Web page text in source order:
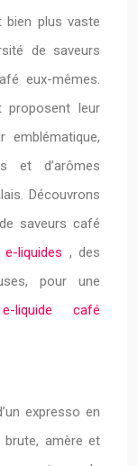
plus vaste
de saveurs
eux-mêmes.
proposent leur
emblématique,
et d’arômes
Découvrons
saveurs café
e-liquides , des
pour une
e-liquide café
expresso en
amère et